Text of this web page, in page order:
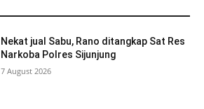
Nekat jual Sabu, Rano ditangkap Sat Res
Narkoba Polres Sijunjung
7 August 2026